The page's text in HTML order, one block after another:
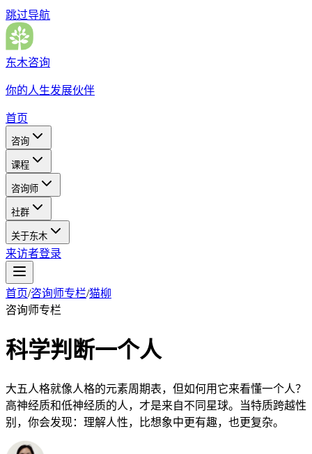
跳过导航
东木咨询
你的人生发展伙伴
首页
咨询
课程
咨询师
社群
关于东木
来访者登录
首页/咨询师专栏/猫柳
咨询师专栏
科学判断一个人
大五人格就像人格的元素周期表，但如何用它来看懂一个人？
高神经质和低神经质的人，才是来自不同星球。当特质跨越性
别，你会发现：理解人性，比想象中更有趣，也更复杂。